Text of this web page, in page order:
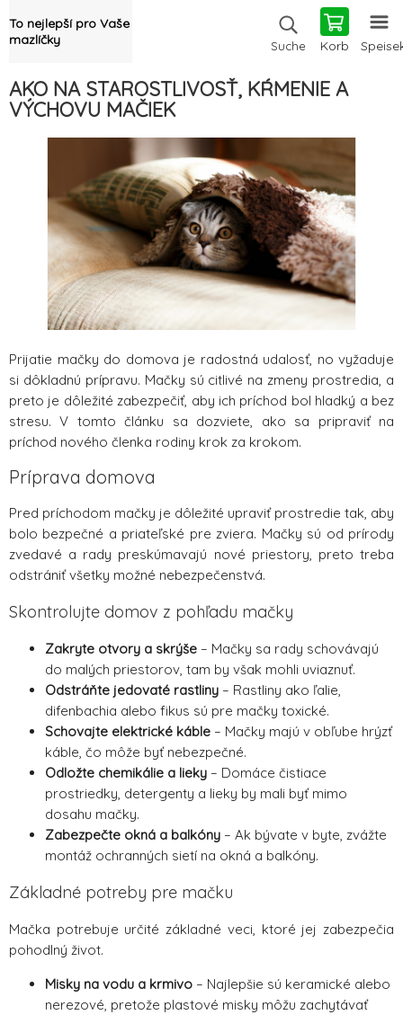
To nejlepší pro Vaše
mazlíčky
Suche Korb
AKO NA STAROSTLIVOSŤ, KŔMENIE A
VÝCHOVU MAČIEK
Prijatie mačky do domova je radostná udalosť, no vyžaduje
si dôkladnú prípravu. Mačky sú citlivé na zmeny prostredia, a
preto je dôležité zabezpečiť, aby ich príchod bol hladký a bez
stresu. V tomto článku sa dozviete, ako sa pripraviť na
príchod nového členka rodiny krok za krokom.
Príprava domova
Pred príchodom mačky je dôležité upraviť prostredie tak, aby
bolo bezpečné a priateľské pre zviera. Mačky sú od prírody
zvedavé a rady preskúmavajú nové priestory, preto treba
odstrániť všetky možné nebezpečenstvá.
Skontrolujte domov z pohľadu mačky
Zakryte otvory a skrýše – Mačky sa rady schovávajú
do malých priestorov, tam by však mohli uviaznuť.
Odstráňte jedovaté rastliny – Rastliny ako ľalie,
difenbachia alebo fikus sú pre mačky toxické.
Schovajte elektrické káble – Mačky majú v obľube hrýzť
káble, čo môže byť nebezpečné.
Odložte chemikálie a lieky – Domáce čistiace
prostriedky, detergenty a lieky by mali byť mimo
dosahu mačky.
Zabezpečte okná a balkóny – Ak bývate v byte, zvážte
montáž ochranných sietí na okná a balkóny.
Základné potreby pre mačku
Mačka potrebuje určité základné veci, ktoré jej zabezpečia
pohodlný život.
Misky na vodu a krmivo – Najlepšie sú keramické alebo
nerezové, pretože plastové misky môžu zachytávať